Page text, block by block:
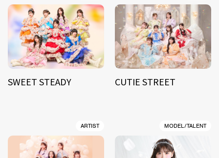
SWEET STEADY CUTIE STREET
ARTIST MODEL/TALENT